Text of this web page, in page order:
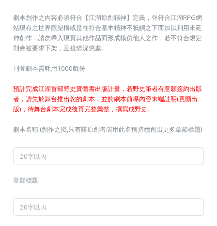
劇本創作之內容必須符合【江湖原創精神】定義，並符合江湖RPG網
站現有之世界觀架構或是在符合基本精神不牴觸之下而加以利用來延
伸創作，請勿帶入現實其他作品而形成模仿他人之作，若不符合規定
則會被要求下架，且視情況懲處。
刊登劇本需耗用1000戲份
預計完成江湖首部野史實體書出版計畫，若野史筆者有意願簽約出版
者，請先於舞台推出您的劇本，並於劇本前導內容末端註明(意願出
版)，待舞台劇本完成後再完整彙整，撰寫成野史。
劇本名稱 (創作之後,只有該原創者能用此名稱持續創出更多章節標題)
章節標題